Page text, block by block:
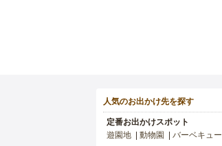
人気のお出かけ先を探す
定番お出かけスポット
遊園地
動物園 バーベキュー